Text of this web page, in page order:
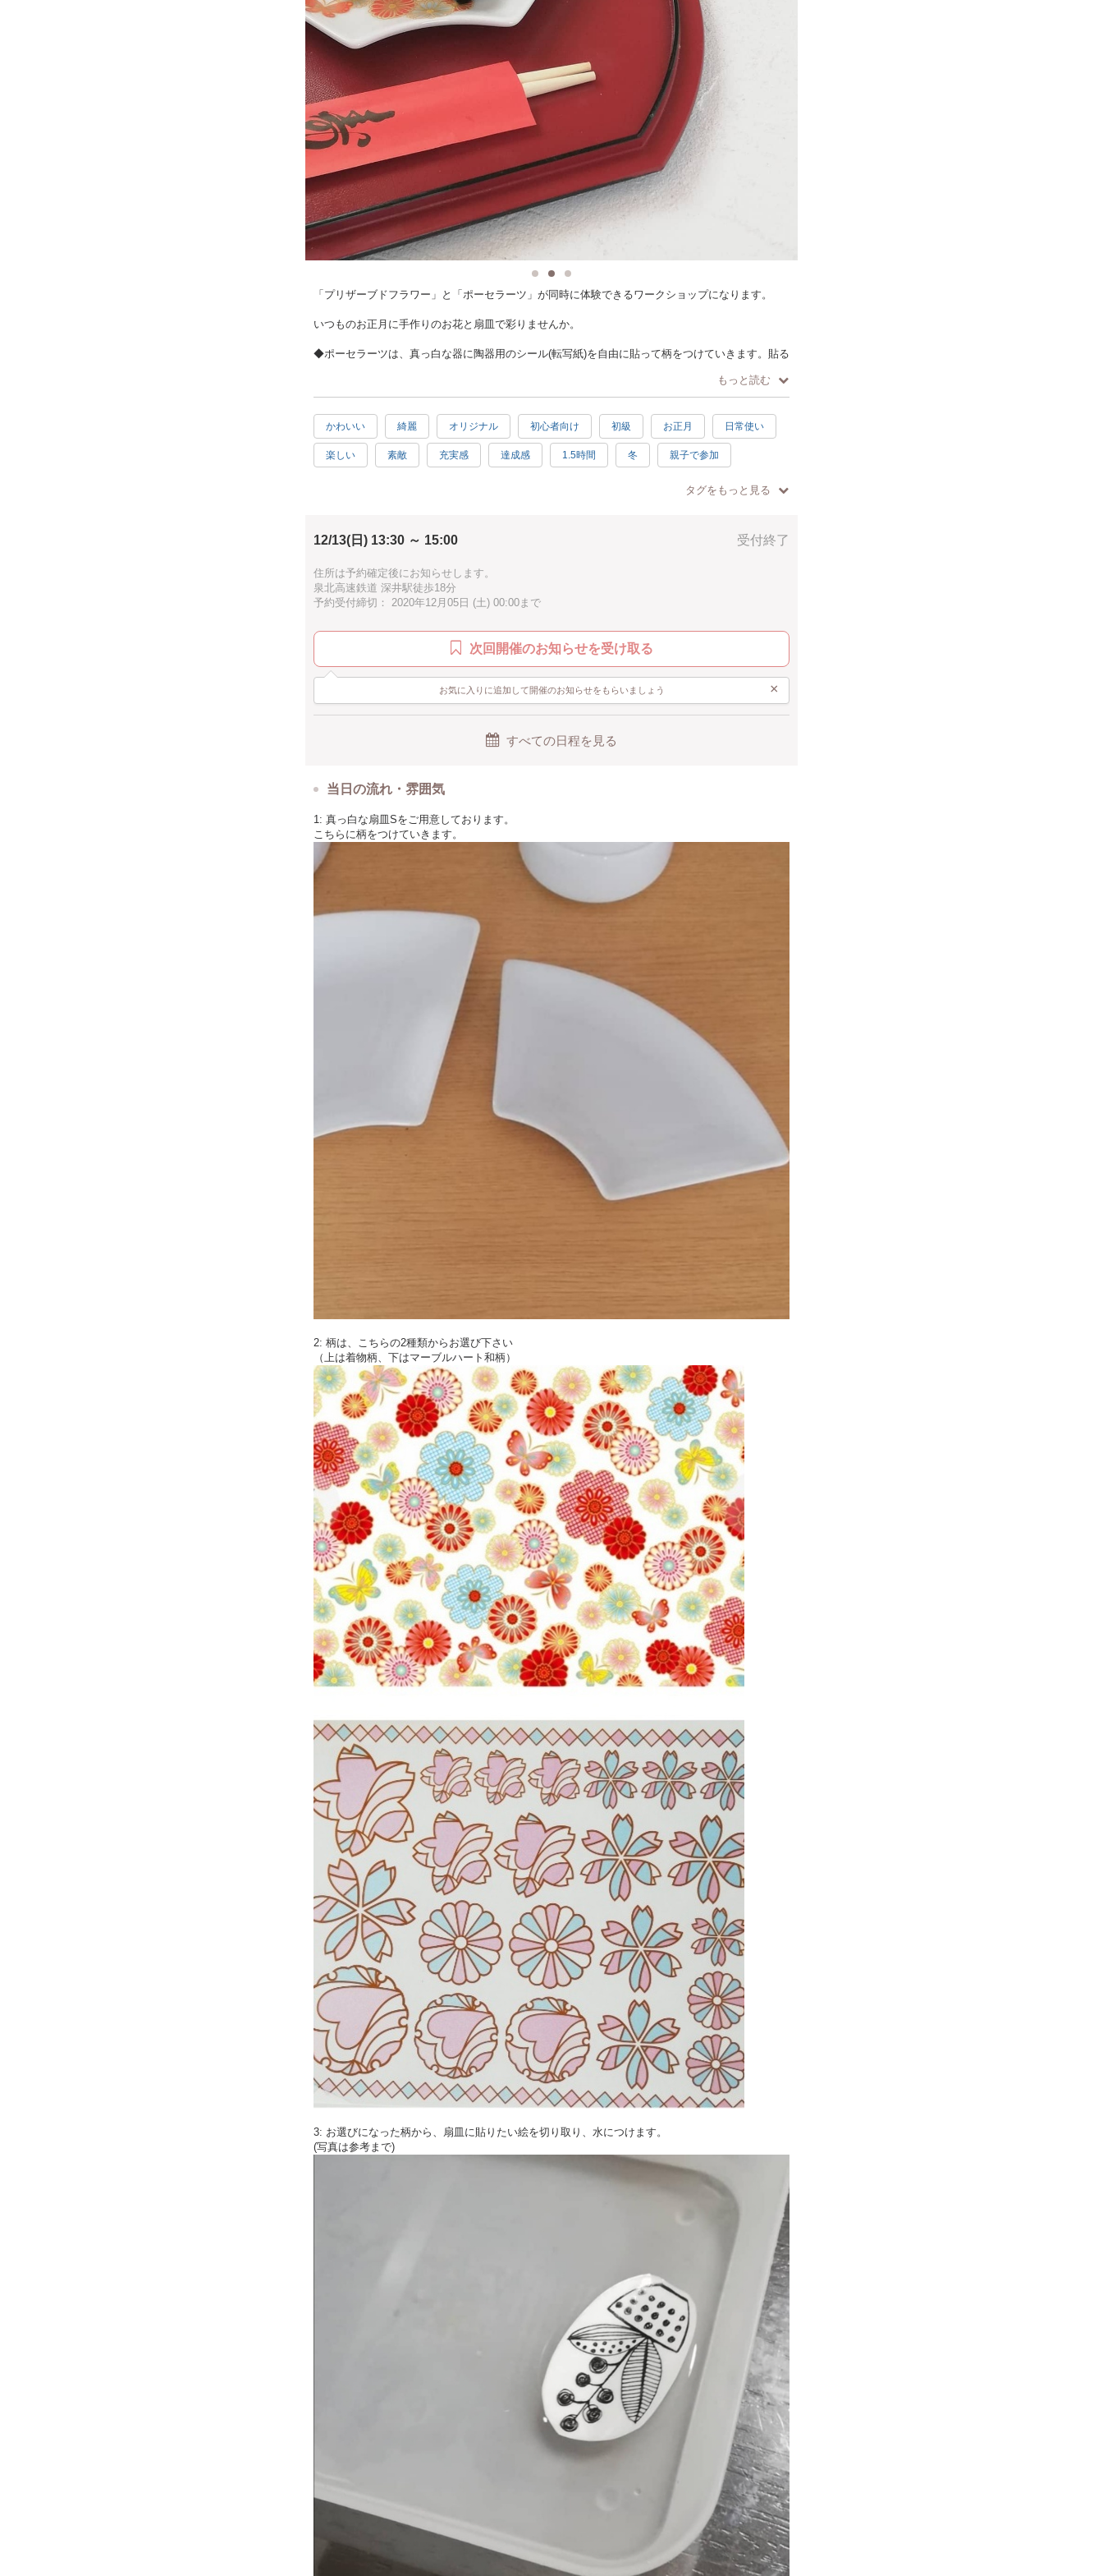
「プリザーブドフラワー」と「ポーセラーツ」が同時に体験できるワークショップになります。
いつものお正月に手作りのお花と扇皿で彩りませんか。
◆ポーセラーツは、真っ白な器に陶器用のシール(転写紙)を自由に貼って柄をつけていきます。貼る
1度、柄を貼っても貼り直せるので、お気に入りのデザインになるまで安心してお作りできます。
800度で焼き付けのため、お店出並んでるような仕上がりになります。
扇皿Sサイズ
家族分作りたい！など、追加で扇皿をお作りしたい方は、ご相談ください。
今回は、ポーセラーツ作品に加えお花も
◆お花は、手乗りサイズのプリザーブドフラワーをご用意しています。お重のそばなどテーブルの
どこに置いても可愛いです。
お手入れ不要で長持ちします。
全１８色のバラと、多色のかすみ草、小花や実をご用意しています。自由に籠に飾り付けていきま
・花 13cm×高さ7.0cm 籠底面 Φ5.5cm
お道具は、全てこちらで準備していますので
手ぶらでお越し下さい。
ポーセラーツ作品は、焼き付けのためお渡しは10日前後からになります。郵送をご希望の場合は、
着払いとさせていただきます。
おひとり様から、お子様と一緒・お友達同士まで。
ハンドクラフトが初めての方、作るのが好きな方もどなたでも楽しめる内容になっています、
短い時間ですので、お気軽にお越し下さい。
もっと読む
かわいい 綺麗 オリジナル 初心者向け 初級 お正月 日常使い
楽しい 素敵 充実感 達成感 1.5時間 冬 親子で参加
タグをもっと見る
受付終了
12/13(日) 13:30 ～ 15:00
住所は予約確定後にお知らせします。
泉北高速鉄道 深井駅徒歩18分
予約受付締切： 2020年12月05日 (土) 00:00まで
次回開催のお知らせを受け取る
お気に入りに追加して開催のお知らせをもらいましょう ×
すべての日程を見る
当日の流れ・雰囲気
1: 真っ白な扇皿Sをご用意しております。
こちらに柄をつけていきます。
2: 柄は、こちらの2種類からお選び下さい
（上は着物柄、下はマーブルハート和柄）
3: お選びになった柄から、扇皿に貼りたい絵を切り取り、水につけます。
(写真は参考まで)